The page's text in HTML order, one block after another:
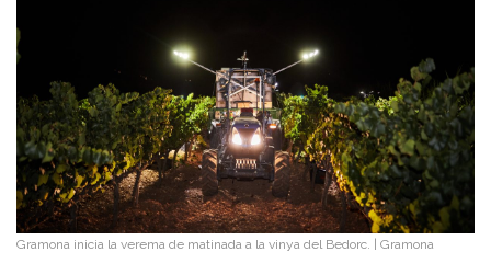
Gramona inicia la verema de matinada a la vinya del Bedorc. | Gramona